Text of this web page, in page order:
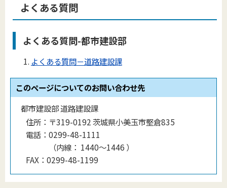
よくある質問
よくある質問-都市建設部
よくある質問－道路建設課
このページについてのお問い合わせ先
都市建設部 道路建設課
住所： 〒319-0192 茨城県小美玉市堅倉835
電話： 0299-48-1111
（内線 ： 1440〜1446 ）
FAX： 0299-48-1199